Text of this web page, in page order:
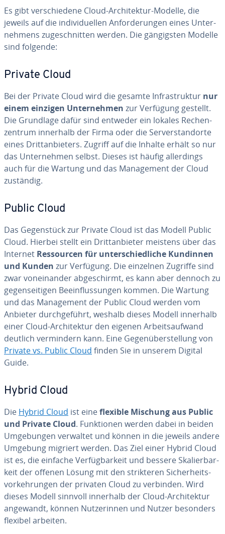
Es gibt ver­schie­de­ne Cloud-Ar­chi­tek­tur-Modelle, die
jeweils auf die in­di­vi­du­el­len An­for­de­run­gen eines Un­ter­
neh­mens zu­ge­schnit­ten werden. Die gän­gigs­ten Modelle
sind folgende:
Private Cloud
Bei der Private Cloud wird die gesamte In­fra­struk­tur nur
einem einzigen Un­ter­neh­men zur Verfügung gestellt.
Die Grundlage dafür sind entweder ein lokales Re­chen­
zen­trum innerhalb der Firma oder die Ser­ver­stand­or­te
eines Dritt­an­bie­ters. Zugriff auf die Inhalte erhält so nur
das Un­ter­neh­men selbst. Dieses ist häufig al­ler­dings
auch für die Wartung und das Ma­nage­ment der Cloud
zuständig.
Public Cloud
Das Ge­gen­stück zur Private Cloud ist das Modell Public
Cloud. Hierbei stellt ein Dritt­an­bie­ter meistens über das
Internet Res­sour­cen für un­ter­schied­li­che Kundinnen
und Kunden zur Verfügung. Die einzelnen Zugriffe sind
zwar von­ein­an­der ab­ge­schirmt, es kann aber dennoch zu
ge­gen­sei­ti­gen Be­ein­flus­sun­gen kommen. Die Wartung
und das Ma­nage­ment der Public Cloud werden vom
Anbieter durch­ge­führt, weshalb dieses Modell innerhalb
einer Cloud-Ar­chi­tek­tur den eigenen Ar­beits­auf­wand
deutlich ver­min­dern kann. Eine Ge­gen­über­stel­lung von
Private vs. Public Cloud finden Sie in unserem Digital
Guide.
Hybrid Cloud
Die Hybrid Cloud ist eineflexible Mischung aus Public
und Private Cloud. Funk­tio­nen werden dabei in beiden
Um­ge­bun­gen verwaltet und können in die jeweils andere
Umgebung migriert werden. Das Ziel einer Hybrid Cloud
ist es, die einfache Ver­füg­bar­keit und bessere Ska­lier­bar­
keit der offenen Lösung mit den strik­te­ren Si­cher­heits­
vor­keh­run­gen der privaten Cloud zu verbinden. Wird
dieses Modell sinnvoll innerhalb der Cloud-Ar­chi­tek­tur
angewandt, können Nut­ze­rin­nen und Nutzer besonders
flexibel arbeiten.